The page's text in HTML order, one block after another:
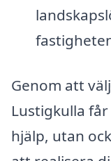
Genom att
Lustigkulla
hjälp, utan